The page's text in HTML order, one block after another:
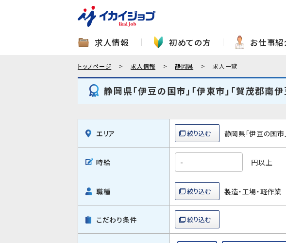
求人情報 初めての方 お仕事紹
トップページ 求人情報 静岡県 求人一覧
静岡県「伊豆の国市」「伊東市」「賀茂郡南
エリア 静岡県「伊豆の国市
時給 円以上
職種 製造・工場・軽作業
こだわり条件